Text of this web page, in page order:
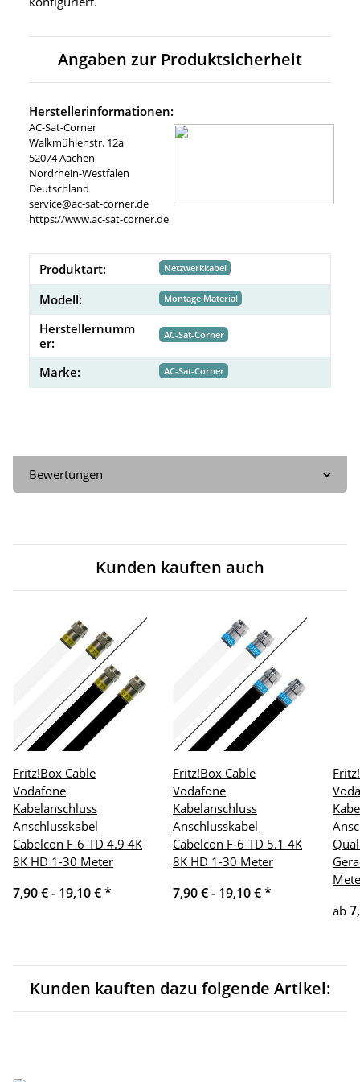
Angaben zur Produktsicherheit
Herstellerinformationen:
AC-Sat-Corner
Walkmühlenstr. 12a
52074 Aachen
Nordrhein-Westfalen
Deutschland
service@ac-sat-corner.de
https://www.ac-sat-corner.de
Produktart: Netzwerkkabel
Modell: Montage Material
Herstellernumm
er:
AC-Sat-Corner
Marke: AC-Sat-Corner
Bewertungen
Kunden kauften auch
Fritz!Box Cable
Vodafone
Kabelanschluss
Anschlusskabel
Cabelcon F-6-TD 4.9 4K
8K HD 1-30 Meter
7,90 € - 19,10 €*
Fritz!Box Cable
Vodafone
Kabelanschluss
Anschlusskabel
Cabelcon F-6-TD 5.1 4K
8K HD 1-30 Meter
7,90 € - 19,10 €*
ab
Kunden kauften dazu folgende Artikel: